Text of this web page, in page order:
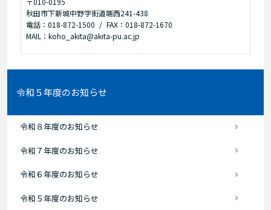
秋田市下新城中野字街道端西241-438
電話：018-872-1500
FAX：018-872-1670
MAIL：koho_akita@akita-pu.ac.jp
令和５年度のお知らせ
令和８年度のお知らせ
令和７年度のお知らせ
令和６年度のお知らせ
令和５年度のお知らせ